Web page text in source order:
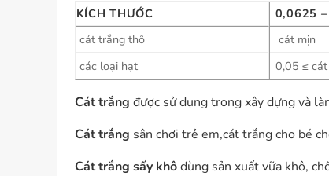
KÍCH THƯỚC 0,0625
cát trắng thô
cát mịn
các loại hạt
0,05 ≤
Cát trắng được sử dụng trong xây dựng và
Cát trắng sân chơi trẻ em,cát trắng cho bé
Cát trắng sấy khôdùng sản xuất vữa khô,